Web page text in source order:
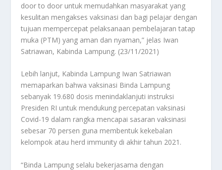
door to door untuk memudahkan masyarakat yang
kesulitan mengakses vaksinasi dan bagi pelajar dengan
tujuan mempercepat pelaksanaan pembelajaran tatap
muka (PTM) yang aman dan nyaman,” jelas Iwan
Satriawan, Kabinda Lampung. (23/11/2021)
Lebih lanjut, Kabinda Lampung Iwan Satriawan
memaparkan bahwa vaksinasi Binda Lampung
sebanyak 19.680 dosis menindaklanjuti instruksi
Presiden RI untuk mendukung percepatan vaksinasi
Covid-19 dalam rangka mencapai sasaran vaksinasi
sebesar 70 persen guna membentuk kekebalan
kelompok atau herd immunity di akhir tahun 2021.
“Binda Lampung selalu bekerjasama dengan